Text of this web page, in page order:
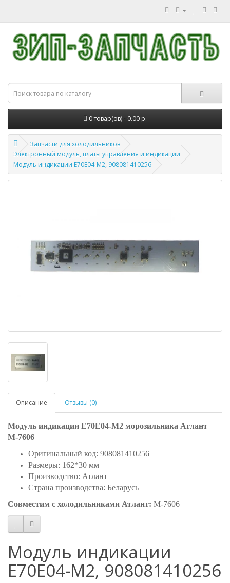
0 товар(ов) - 0.00 р.
Запчасти для холодильников
Электронный модуль, платы управления и индикации
Модуль индикации Е70Е04-М2, 908081410256
Описание Отзывы (0)
Модуль индикации E70Е04-M2 морозильника Атлант
М-7606
Оригинальный код: 908081410256
Размеры: 162*30 мм
Производство: Атлант
Страна производства: Беларусь
Совместим с холодильниками Атлант: М-7606
Модуль индикации
Е70Е04-М2, 908081410256